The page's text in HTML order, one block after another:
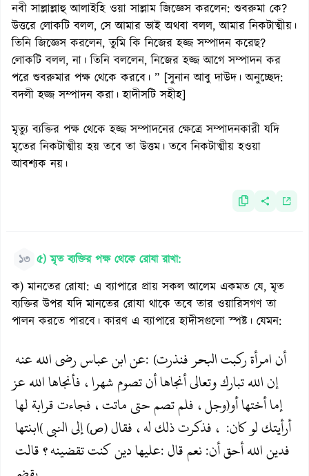
নবী সাল্লাল্লাহু আলাইহি ওয়া সাল্লাম জিজ্ঞেস করলেন: শুবরুমা কে?
উত্তরে লোকটি বলল, সে আমার ভাই অথবা বলল, আমার নিকটাত্মীয়।
তিনি জিজ্ঞেস করলেন, তুমি কি নিজের হজ্জ সম্পাদন করেছ?
লোকটি বলল, না। তিনি বললেন, নিজের হজ্জ আগে সম্পাদন কর
পরে শুবরুমার পক্ষ থেকে করবে। ” [সুনান আবু দাউদ। অনুচ্ছেদ:
বদলী হজ্জ সম্পাদন করা। হাদীসটি সহীহ]
মৃত্যু ব্যক্তির পক্ষ থেকে হজ্জ সম্পাদনের ক্ষেত্রে সম্পাদনকারী যদি
মৃতের নিকটাত্মীয় হয় তবে তা উত্তম। তবে নিকটাত্মীয় হওয়া
আবশ্যক নয়।
১৩ ৫) মৃত ব্যক্তির পক্ষ থেকে রোযা রাখা:
ক) মানতের রোযা: এ ব্যাপারে প্রায় সকল আলেম একমত যে, মৃত
ব্যক্তির উপর যদি মানতের রোযা থাকে তবে তার ওয়ারিসগণ তা
পালন করতে পারবে। কারণ এ ব্যাপারে হাদীসগুলো স্পষ্ট। যেমন:
عن ابن عباس رضي الله عنه: (أن امرأة ركبت البحر فنذرت
إن الله تبارك وتعالى أنجاها أن تصوم شهرا، فأنجاها الله عز
وجل، فلم تصم حتى ماتت، فجاءت قرابة لها)إما أختها أو
ابنتها( إلى النبي (ص) ، فذكرت ذلك له، فقال :أرأيتك لو كان
عليها دين كنت تقضينه؟ قالت: نعم قال :فدين الله أحق أن